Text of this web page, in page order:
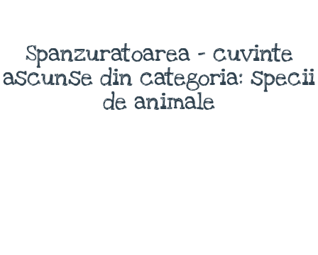
Spanzuratoarea - cuvinte
ascunse din categoria: specii
de animale